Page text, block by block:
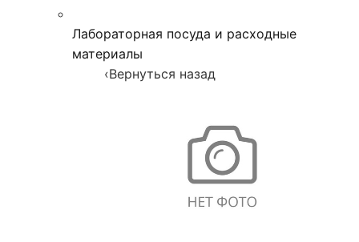
Лабораторная посуда и расходные
материалы
‹Вернуться назад